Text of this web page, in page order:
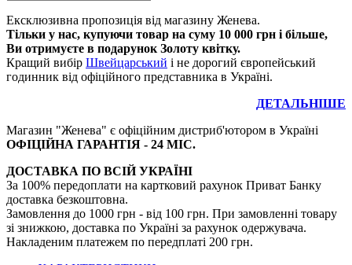
Ексклюзивна пропозиція від магазину Женева.
Тільки у нас, купуючи товар на суму 10 000 грн і більше,
Ви отримуєте в подарунок Золоту квітку.
Кращий вибір Швейцарський і не дорогий європейський
годинник від офіційного представника в Україні.
ДЕТАЛЬНІШЕ
Магазин "Женева" є офіційним дистриб'ютором в Україні
ОФІЦІЙНА ГАРАНТІЯ - 24 МІС.
ДОСТАВКА ПО ВСІЙ УКРАЇНІ
За 100% передоплати на картковий рахунок Приват Банку
доставка безкоштовна.
Замовлення до 1000 грн - від 100 грн. При замовленні товару
зі знижкою, доставка по Україні за рахунок одержувача.
Накладеним платежем по передплаті 200 грн.